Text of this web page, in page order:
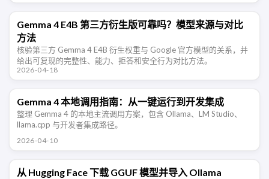
Gemma 4 E4B 第三方衍生版可靠吗？模型来源与对比
方法
核验第三方 Gemma 4 E4B 衍生权重与 Google 官方模型的关系，并
给出可复现的完整性、能力、拒答和安全行为对比方法。
2026-04-18
Gemma 4 本地调用指南：从一键运行到开发集成
整理 Gemma 4 的本地主流调用方案，包含 Ollama、LM Studio、
llama.cpp 与开发者集成路径。
2026-04-10
从 Hugging Face 下载 GGUF 模型并导入 Ollama